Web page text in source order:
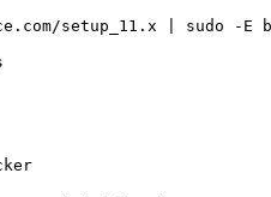
setup_11.x | sudo -E